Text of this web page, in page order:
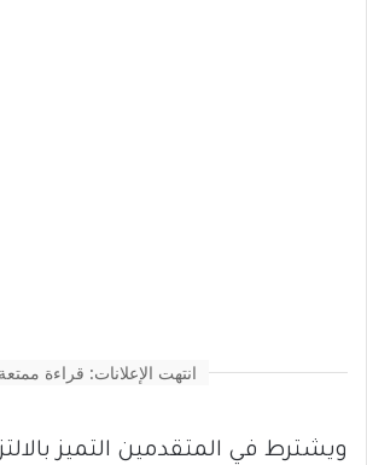
انتهت الإعلانات: قراءة ممتعة
ويشترط في المتقدمين التميز